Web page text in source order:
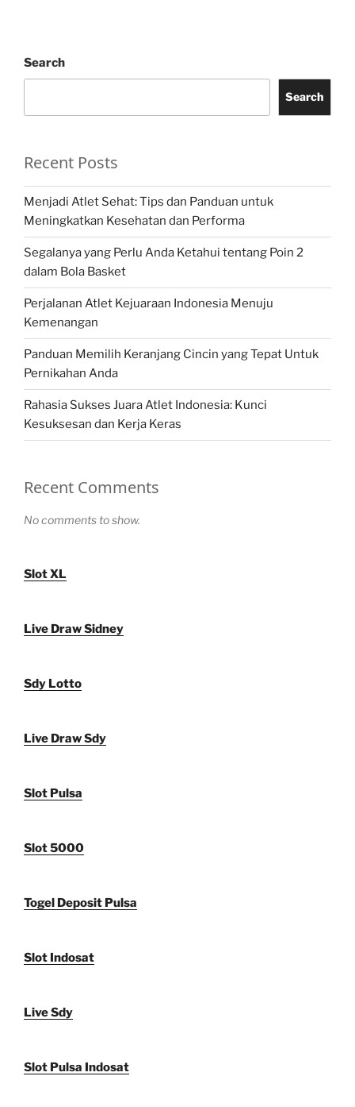
Search
Search
Recent Posts
Menjadi Atlet Sehat: Tips dan Panduan untuk
Meningkatkan Kesehatan dan Performa
Segalanya yang Perlu Anda Ketahui tentang Poin 2
dalam Bola Basket
Perjalanan Atlet Kejuaraan Indonesia Menuju
Kemenangan
Panduan Memilih Keranjang Cincin yang Tepat Untuk
Pernikahan Anda
Rahasia Sukses Juara Atlet Indonesia: Kunci
Kesuksesan dan Kerja Keras
Recent Comments
No comments to show.
Slot XL
Live Draw Sidney
Sdy Lotto
Live Draw Sdy
Slot Pulsa
Slot 5000
Togel Deposit Pulsa
Slot Indosat
Live Sdy
Slot Pulsa Indosat